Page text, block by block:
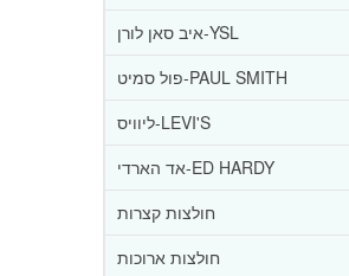
איב סאן לורן-YSL
פול סמיט-PAUL SMITH
ליוויס-LEVI'S
אד הארדי-ED HARDY
חולצות קצרות
חולצות ארוכות